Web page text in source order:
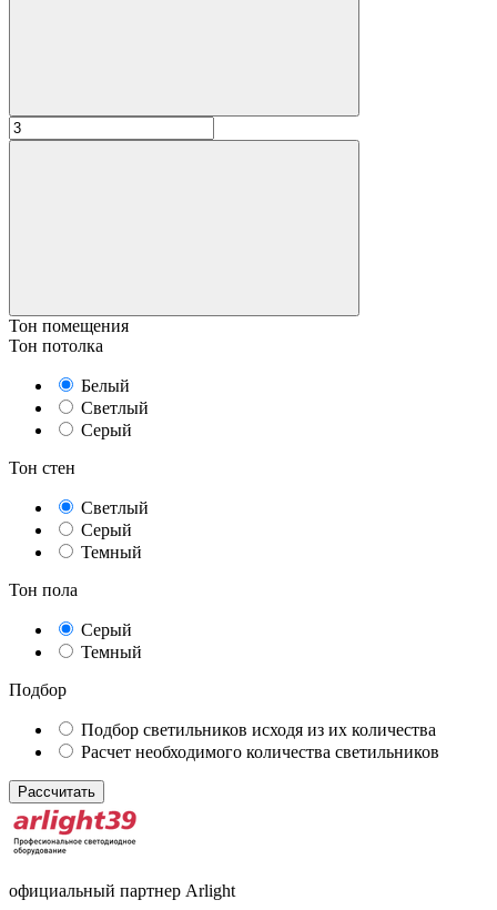
Тон помещения
Тон потолка
Белый
Светлый
Серый
Тон стен
Светлый
Серый
Темный
Тон пола
Серый
Темный
Подбор
Подбор светильников исходя из их количества
Расчет необходимого количества светильников
Рассчитать
официальный партнер Arlight